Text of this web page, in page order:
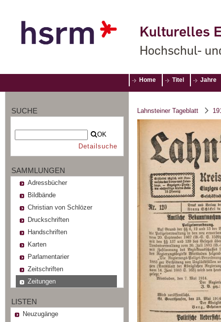
Kulturelles
Hochschul-
Home Titel Jahre
SUCHE
OK
Detailsuche
SAMMLUNGEN
Adressbücher
Bildbände
Christian von Schlözer
Druckschriften
Handschriften
Karten
Parlamentarier
Zeitschriften
Zeitungen
LISTEN
Neuzugänge
Lahnsteiner Tageblatt